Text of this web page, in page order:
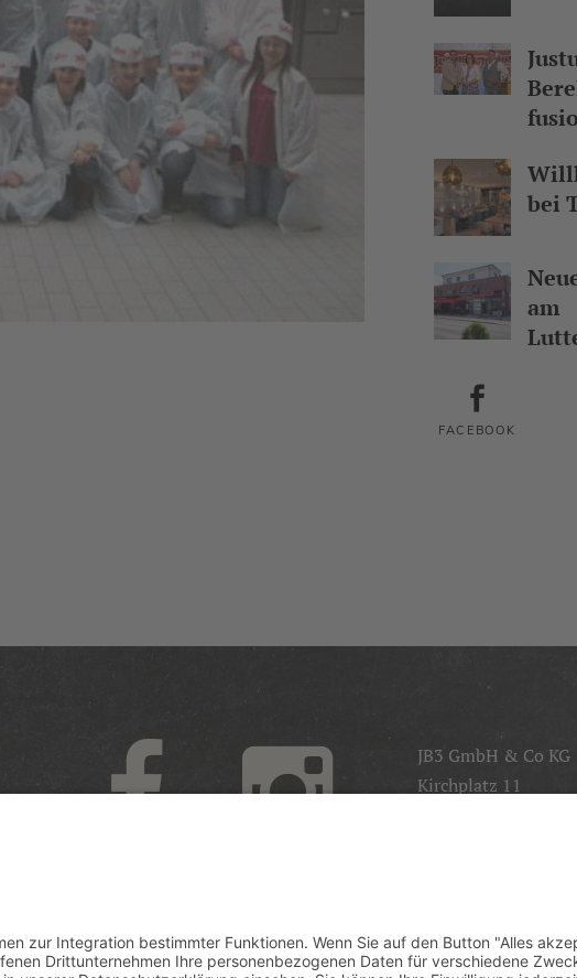
bei
am
FACEBOOK
JB3 GmbH & Co KG
Kirchplatz 11